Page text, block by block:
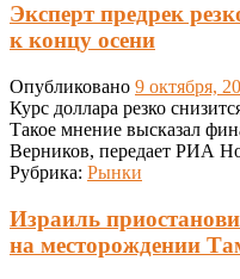
Эксперт предрек
к концу осени
Опубликовано 9 октября,
Курс доллара резко
Такое мнение высказал
Верников, передает РИА
Рубрика: Рынки
Израиль
на месторождении